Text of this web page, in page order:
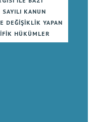
KANUN
DEĞIŞIKLIK YAPAN
HÜKÜMLER